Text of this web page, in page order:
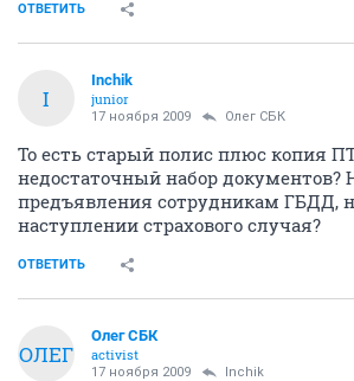
ОТВЕТИТЬ
I
Inchik
junior
17 ноября 2009 Олег СБК
То есть старый полис плюс копия
недостаточный набор документов?
предъявления сотрудникам ГБДД,
наступлении страхового случая?
ОТВЕТИТЬ
ОЛЕГ
Олег СБК
activist
17 ноября 2009 Inchik